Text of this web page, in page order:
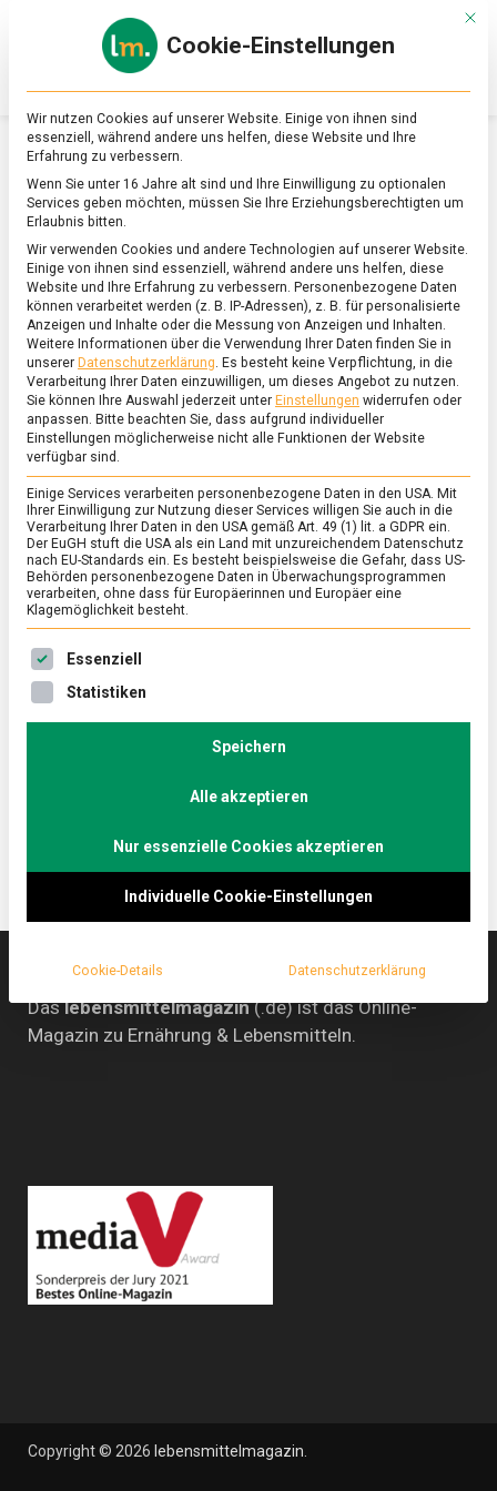
Online-
Magazin
zu
&
Ernährung
SCHLAGWORT:FOCACCIA
ERNÄHRUNG & GESUNDHEIT /FEATURED
Pistazien, grünes Glück aus Sizilien
1. September 2023
Pistazien,
Mit mannigfaltigen Zubereitungen und Rezepten
feierte das Pistachio Street Food Festival am
mit dem charakteristischen Grünton.
Daslebensmittelmagazin(.de) ist das Online-
Magazin zu Ernährung & Lebensmitteln.
Copyright © 2026 lebensmittelmagazin
Mit
Cookie-Einstellungen
Wir nutzen Cookies auf unserer Website. Einige von ihnen sind
essenziell, während andere uns helfen, diese Website und Ihre
Erfahrung zu verbessern.
Wenn Sie unter 16 Jahre alt sind und Ihre Einwilligung zu optionalen
Services geben möchten, müssen Sie Ihre Erziehungsberechtigten um
Erlaubnis bitten.
Wir verwenden Cookies und andere Technologien auf unserer Website.
Einige von ihnen sind essenziell, während andere uns helfen, diese
Website und Ihre Erfahrung zu verbessern. Personenbezogene Daten
können verarbeitet werden (z. B. IP-Adressen), z. B. für personalisierte
Anzeigen und Inhalte oder die Messung von Anzeigen und Inhalten.
Weitere Informationen über die Verwendung Ihrer Daten finden Sie in
unserer Datenschutzerklärung. Es besteht keine Verpflichtung, in die
Verarbeitung Ihrer Daten einzuwilligen, um dieses Angebot zu nutzen.
Sie können Ihre Auswahl jederzeit unter Einstellungen widerrufen oder
anpassen. Bitte beachten Sie, dass aufgrund individueller
Einstellungen möglicherweise nicht alle Funktionen der Website
verfügbar sind.
Einige Services verarbeiten personenbezogene Daten in den USA. Mit
Ihrer Einwilligung zur Nutzung dieser Services willigen Sie auch in die
Verarbeitung Ihrer Daten in den USA gemäß Art. 49 (1) lit. a GDPR ein.
Der EuGH stuft die USA als ein Land mit unzureichendem Datenschutz
nach EU-Standards ein. Es besteht beispielsweise die Gefahr, dass US-
Behörden personenbezogene Daten in Überwachungsprogrammen
verarbeiten, ohne dass für Europäerinnen und Europäer eine
Klagemöglichkeit besteht.
Es folgt eine Liste der Service-Gruppen, für die eine
Essenziell
Statistiken
Speichern
Alle akzeptieren
Nur essenzielle Cookies akzeptieren
Individuelle Cookie-Einstellungen
Cookie-Details Datenschutzerklärung